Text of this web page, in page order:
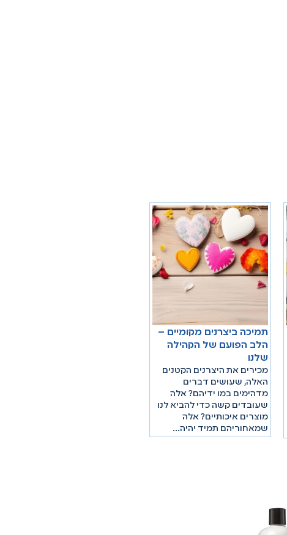
תמיכה ביצרנים מקומיים –
הלב הפועם של הקהילה
שלנו
מכירים את היצרנים הקטנים
האלה, שעושים דברים
מדהימים במו ידיהם? אלה
שעובדים קשה כדי להביא לנו
מוצרים איכותיים? אלה
שמאחוריהם תמיד יהיה…